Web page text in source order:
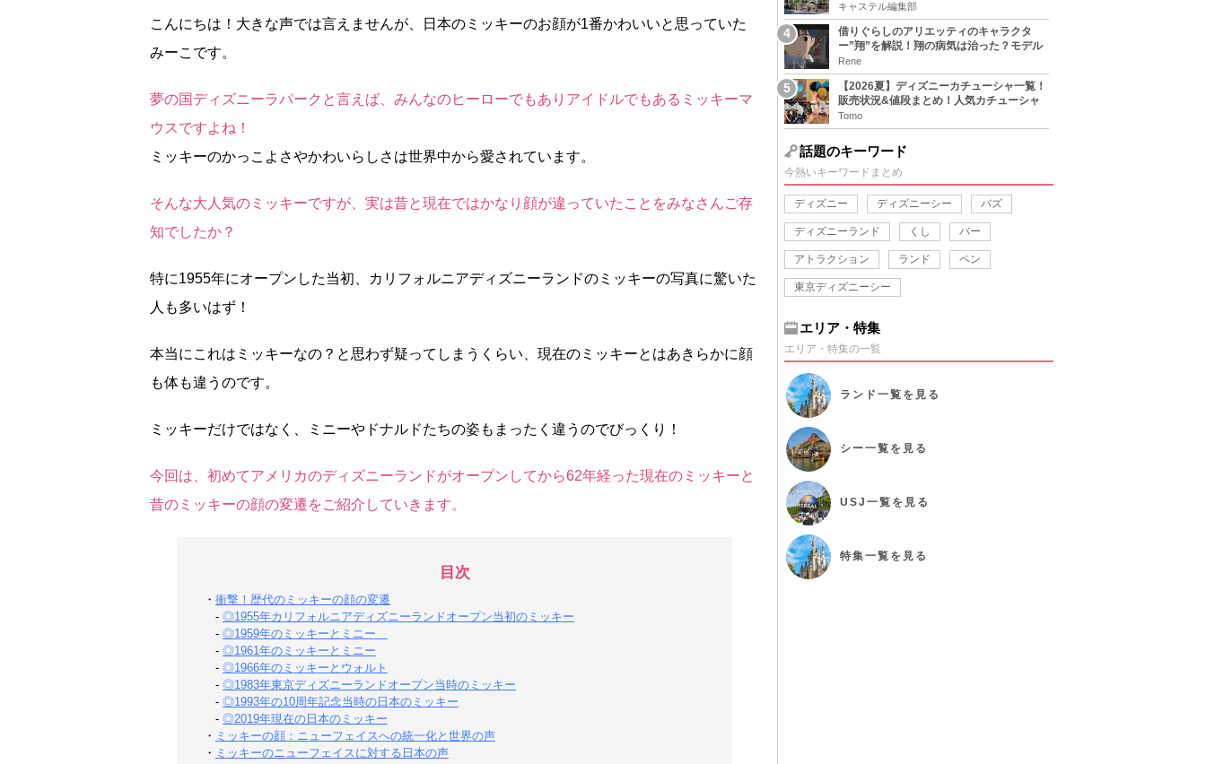
こんにちは！大きな声では言えませんが、日本のミッキーのお顔が1番かわいいと思っていた
みーこです。
夢の国ディズニーラパークと言えば、みんなのヒーローでもありアイドルでもあるミッキーマ
ウスですよね！
ミッキーのかっこよさやかわいらしさは世界中から愛されています。
そんな大人気のミッキーですが、実は昔と現在ではかなり顔が違っていたことをみなさんご存
知でしたか？
特に1955年にオープンした当初、カリフォルニアディズニーランドのミッキーの写真に驚いた
人も多いはず！
本当にこれはミッキーなの？と思わず疑ってしまうくらい、現在のミッキーとはあきらかに顔
も体も違うのです。
ミッキーだけではなく、ミニーやドナルドたちの姿もまったく違うのでびっくり！
今回は、初めてアメリカのディズニーランドがオープンしてから62年経った現在のミッキーと
昔のミッキーの顔の変遷をご紹介していきます。
目次
・ 衝撃！歴代のミッキーの顔の変遷
- ◎1955年カリフォルニアディズニーランドオープン当初のミッキー
- ◎1959年のミッキーとミニー
- ◎1961年のミッキーとミニー
- ◎1966年のミッキーとウォルト
- ◎1983年東京ディズニーランドオープン当時のミッキー
- ◎1993年の10周年記念当時の日本のミッキー
- ◎2019年現在の日本のミッキー
・ ミッキーの顔：ニューフェイスへの統一化と世界の声
・ ミッキーのニューフェイスに対する日本の声
キャステル編集部
借りぐらしのアリエッティのキャラクタ
ー”翔”を解説！翔の病気は治った？モデル
は誰？
Rene
【2026夏】ディズニーカチューシャ一覧！
販売状況&値段まとめ！人気カチューシャ
をチェック
Tomo
話題のキーワード
今熱いキーワードまとめ
ディズニー ディズニーシー バズ
ディズニーランド くし バー
アトラクション ランド ペン
東京ディズニーシー
エリア・特集
エリア・特集の一覧
ランド 一覧を見る
シー一覧を見る
USJ 一覧を見る
特集一覧を見る